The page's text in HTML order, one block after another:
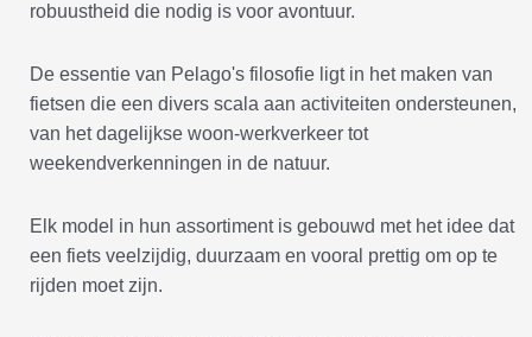
robuustheid die nodig is voor avontuur.
De essentie van Pelago's filosofie ligt in het maken van
fietsen die een divers scala aan activiteiten ondersteunen,
van het dagelijkse woon-werkverkeer tot
weekendverkenningen in de natuur.
Elk model in hun assortiment is gebouwd met het idee dat
een fiets veelzijdig, duurzaam en vooral prettig om op te
rijden moet zijn.